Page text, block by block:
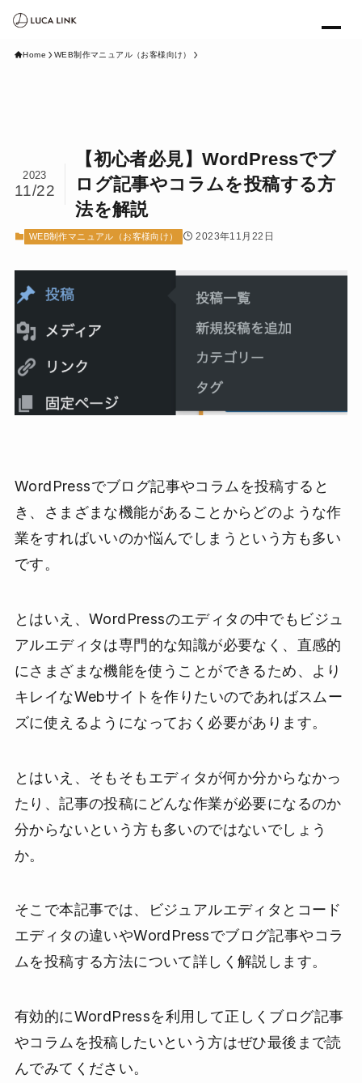
Home WEB制作マニュアル（お客様向け）
【初心者必見】WordPressでブ
ログ記事やコラムを投稿する方
法を解説
2023
11/22
WEB制作マニュアル（お客様向け） 2023年11月22日
WordPressでブログ記事やコラムを投稿すると
き、さまざまな機能があることからどのような作
業をすればいいのか悩んでしまうという方も多い
です。
とはいえ、WordPressのエディタの中でもビジュ
アルエディタは専門的な知識が必要なく、直感的
にさまざまな機能を使うことができるため、より
キレイなWebサイトを作りたいのであればスムー
ズに使えるようになっておく必要があります。
とはいえ、そもそもエディタが何か分からなかっ
たり、記事の投稿にどんな作業が必要になるのか
分からないという方も多いのではないでしょう
か。
そこで本記事では、ビジュアルエディタとコード
エディタの違いやWordPressでブログ記事やコラ
ムを投稿する方法について詳しく解説します。
有効的にWordPressを利用して正しくブログ記事
やコラムを投稿したいという方はぜひ最後まで読
んでみてください。